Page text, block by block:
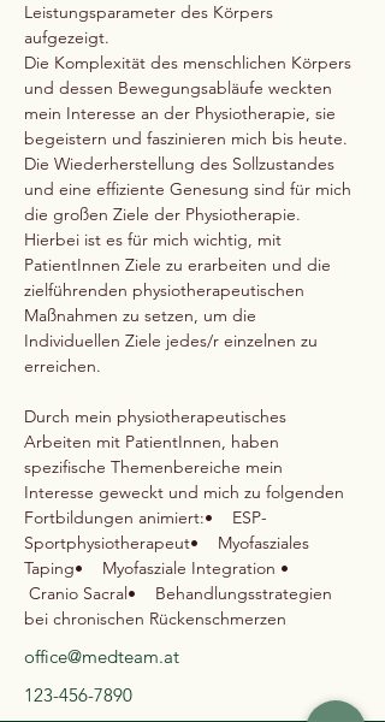
Leistungsparameter des Körpers
aufgezeigt.
Die Komplexität des menschlichen Körpers
und dessen Bewegungsabläufe weckten
mein Interesse an der Physiotherapie, sie
begeistern und faszinieren mich bis heute.
Die Wiederherstellung des Sollzustandes
und eine effiziente Genesung sind für mich
die großen Ziele der Physiotherapie.
Hierbei ist es für mich wichtig, mit
PatientInnen Ziele zu erarbeiten und die
zielführenden physiotherapeutischen
Maßnahmen zu setzen, um die
Individuellen Ziele jedes/r einzelnen zu
erreichen.
Durch mein physiotherapeutisches
Arbeiten mit PatientInnen, haben
spezifische Themenbereiche mein
Interesse geweckt und mich zu folgenden
Fortbildungen animiert:•    ESP-
Sportphysiotherapeut•    Myofasziales
Taping•    Myofasziale Integration •
Cranio Sacral•    Behandlungsstrategien
bei chronischen Rückenschmerzen
office@medteam.at
123-456-7890